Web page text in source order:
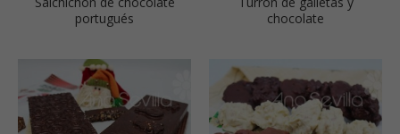
portugués
chocolate